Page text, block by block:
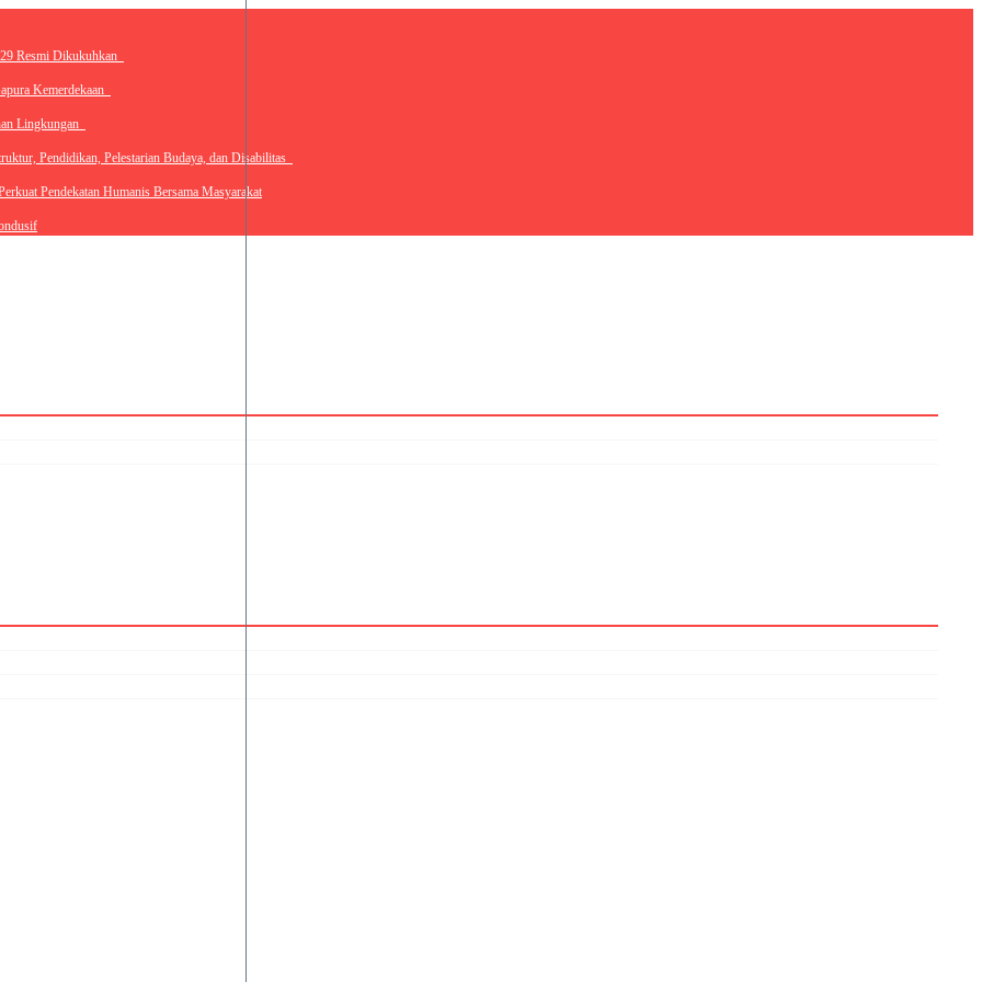
2026–2029 Resmi Dikukuhkan
Gapura Kemerdekaan
Lingkungan
Infrastruktur, Pendidikan, Pelestarian Budaya, dan Disabilitas
Sinak, Perkuat Pendekatan Humanis Bersama Masyarakat
dan Kondusif